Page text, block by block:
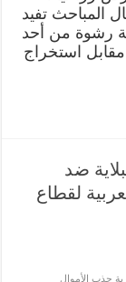
المباحث تفيد
رشوة من أحد
استخراج
ضد
لقطاع
جذب الأموال